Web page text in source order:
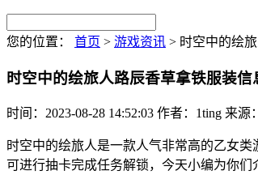
您的位置： 首页 > 游戏资讯 > 时空中的绘
时空中的绘旅人路辰香草拿铁服装
时间：2023-08-28 14:52:03 作者：1ting 来源
时空中的绘旅人是一款人气非常高的乙女
可进行抽卡完成任务解锁，今天小编为你们